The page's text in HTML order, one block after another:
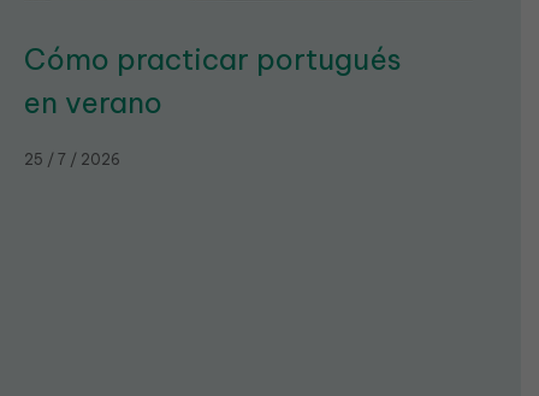
Cómo practicar portugués
en verano
25 / 7 / 2026